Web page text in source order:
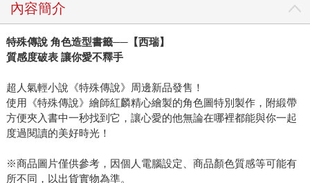
內容簡介
特殊傳說 角色造型書籤──【西瑞】
質感度破表 讓你愛不釋手
超人氣輕小說《特殊傳說》周邊新品發售！
使用《特殊傳說》繪師紅麟精心繪製的角色圖特別製作，附緞帶
方便夾入書中一秒找到它，讓心愛的他無論在哪裡都能與你一起
度過閱讀的美好時光！
※商品圖片僅供參考，因個人電腦設定、商品顏色質感等可能有
所不同，以出貨實物為準。